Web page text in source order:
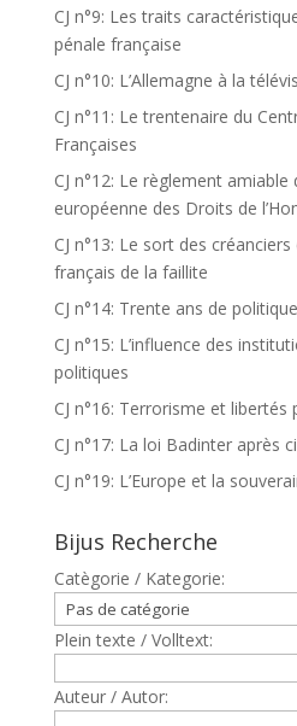
CJ n°9: Les traits
pénale française
CJ n°10: L’Allemagne à la
CJ n°11: Le trentenaire du
Françaises
CJ n°12: Le règlement
européenne des Droits de
CJ n°13: Le sort des
français de la faillite
CJ n°14: Trente ans de
CJ n°15: L’influence des
politiques
CJ n°16: Terrorisme et libertés
CJ n°17: La loi Badinter après
CJ n°19: L’Europe et la
Bijus Recherche
Catègorie / Kategorie:
Plein texte / Volltext:
Auteur / Autor: